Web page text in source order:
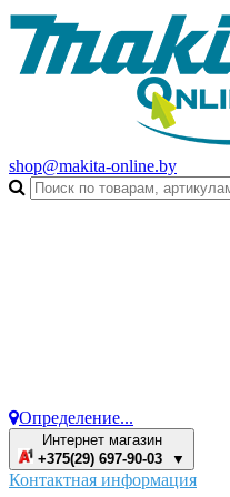
shop@makita-online.by
Определение...
Интернет магазин
+375(29) 697-90-03 ▼
Контактная информация